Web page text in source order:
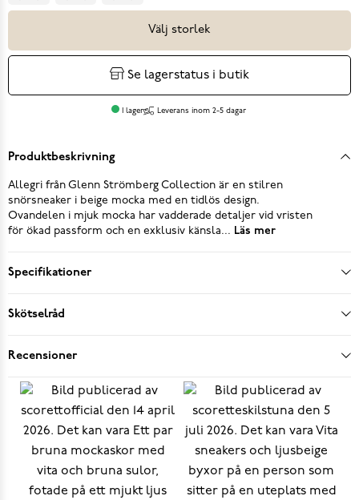
Välj storlek
Se lagerstatus i butik
I lager Leverans inom 2-5 dagar
Produktbeskrivning
Allegri från Glenn Strömberg Collection är en stilren
snörsneaker i beige mocka med en tidlös design.
Ovandelen i mjuk mocka har vadderade detaljer vid vristen
för ökad passform och en exklusiv känsla... Läs mer
Specifikationer
Skötselråd
Recensioner